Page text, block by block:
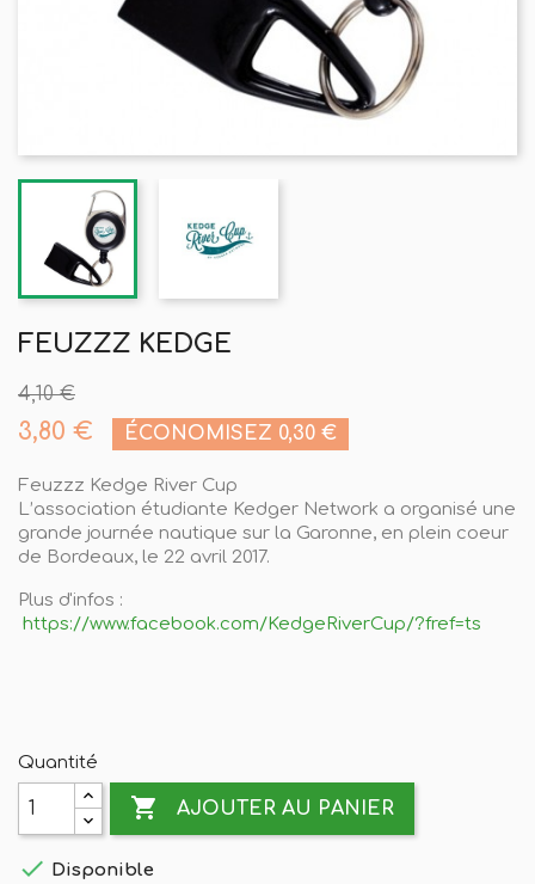
FEUZZZ KEDGE
4,10 €
3,80 € ÉCONOMISEZ 0,30 €
Feuzzz Kedge River Cup
L’association étudiante Kedger Network a organisé une
grande journée nautique sur la Garonne, en plein coeur
de Bordeaux, le 22 avril 2017.
Plus d'infos :
https://www.facebook.com/KedgeRiverCup/?fref=ts
Quantité
 AJOUTER AU PANIER
 Disponible